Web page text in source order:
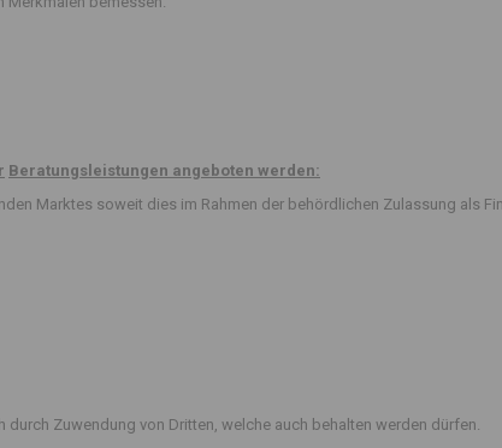
Beratungsleistungen angeboten werden:
Marktes soweit dies im Rahmen der behördlichen Zulassung als
Zuwendung von Dritten, welche auch behalten werden dürfen.